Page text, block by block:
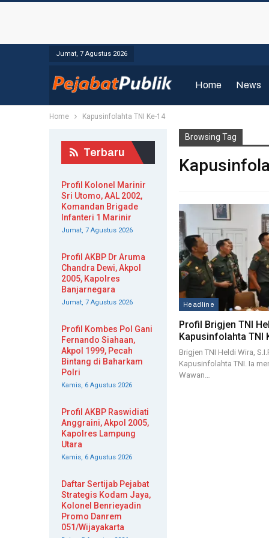
Jumat, 7 Agustus 2026
Home News
Home Kapusinfolahta TNI Ke-14
Browsing Tag
Headline
Profil Brigjen TNI
Kapusinfolahta TNI
Brigjen TNI Heldi Wira,
Kapusinfolahta TNI. Ia
Wawan…
Terbaru
Profil Kolonel Marinir
Sri Utomo, AAL 2002,
Komandan Brigade
Infanteri 1 Marinir
Jumat, 7 Agustus 2026
Profil AKBP Dr Aruma
Chandra Dewi, Akpol
2005, Kapolres
Banjarnegara
Jumat, 7 Agustus 2026
Profil Kombes Pol Gani
Fernando Siahaan,
Akpol 1999, Pecah
Bintang di Baharkam
Polri
Kamis, 6 Agustus 2026
Profil AKBP Raswidiati
Anggraini, Akpol 2005,
Kapolres Lampung
Utara
Kamis, 6 Agustus 2026
Daftar Sertijab Pejabat
Strategis Kodam Jaya,
Kolonel Benrieyadin
Promo Danrem
051/Wijayakarta